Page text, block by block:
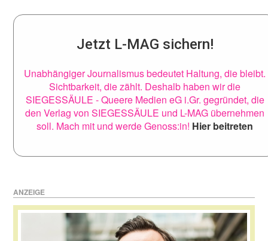
Jetzt L-MAG sichern!
Unabhängiger Journalismus bedeutet Haltung, die bleibt.
Sichtbarkeit, die zählt. Deshalb haben wir die
SIEGESSÄULE - Queere Medien eG i.Gr. gegründet, die
den Verlag von SIEGESSÄULE und L-MAG übernehmen
soll. Mach mit und werde Genoss:in! Hier beitreten
ANZEIGE